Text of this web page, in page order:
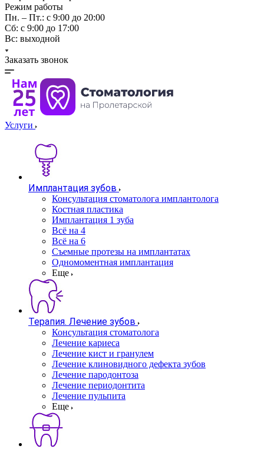
Режим работы
Пн. – Пт.: с 9:00 до 20:00
Cб: с 9:00 до 17:00
Вс: выходной
Заказать звонок
Услуги
Имплантация зубов
Консультация стоматолога имплантолога
Костная пластика
Имплантация 1 зуба
Всё на 4
Всё на 6
Съемные протезы на имплантатах
Одномоментная имплантация
Еще
Терапия. Лечение зубов
Консультация стоматолога
Лечение кариеса
Лечение кист и гранулем
Лечение клиновидного дефекта зубов
Лечение пародонтоза
Лечение периодонтита
Лечение пульпита
Еще